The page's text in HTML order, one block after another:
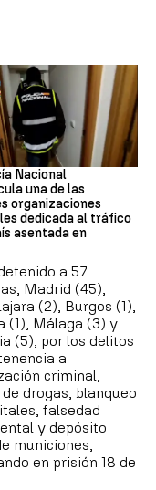
Nacional
una de las
organizaciones
dedicada al tráfico
asentada en
a 57
Madrid (45),
(2), Burgos (1),
(1), Málaga (3) y
(5), por los delitos
a
criminal,
drogas, blanqueo
falsedad
y depósito
municiones,
en prisión 18 de